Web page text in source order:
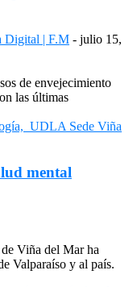
Digital | F.M - julio 15,
de envejecimiento
las últimas
mental
Viña del Mar ha
Valparaíso y al país.